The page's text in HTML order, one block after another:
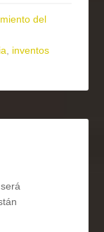
del
, inventos